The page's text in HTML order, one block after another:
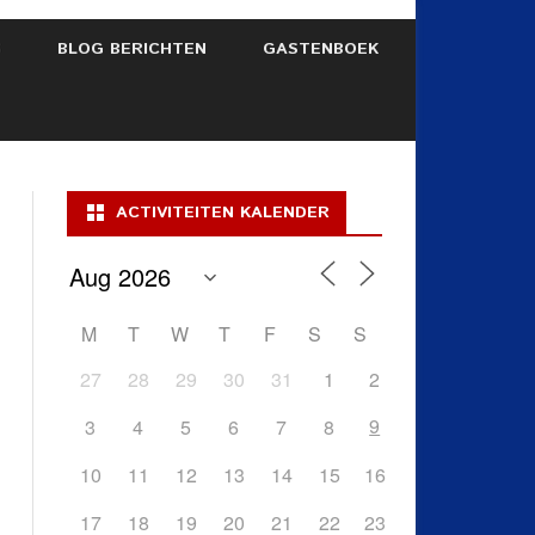
BLOG BERICHTEN GASTENBOEK
ACTIVITEITEN KALENDER
M T W T F S
S
27
28 29 30 31 1
2
3
4 5 6 7 8
9
10
11 12 13 14 15
16
17
18 19 20 21 22
23